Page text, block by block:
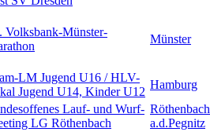
Volksbank-Münster-
Münster
LM Jugend U16 / HLV-
Jugend U14, Kinder U12
Hamburg
Lauf- und Wurf-
LG Röthenbach
Röthenbach
a.d.Pegnitz